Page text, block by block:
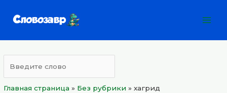
Главная страница » Без рубрики »хагрид